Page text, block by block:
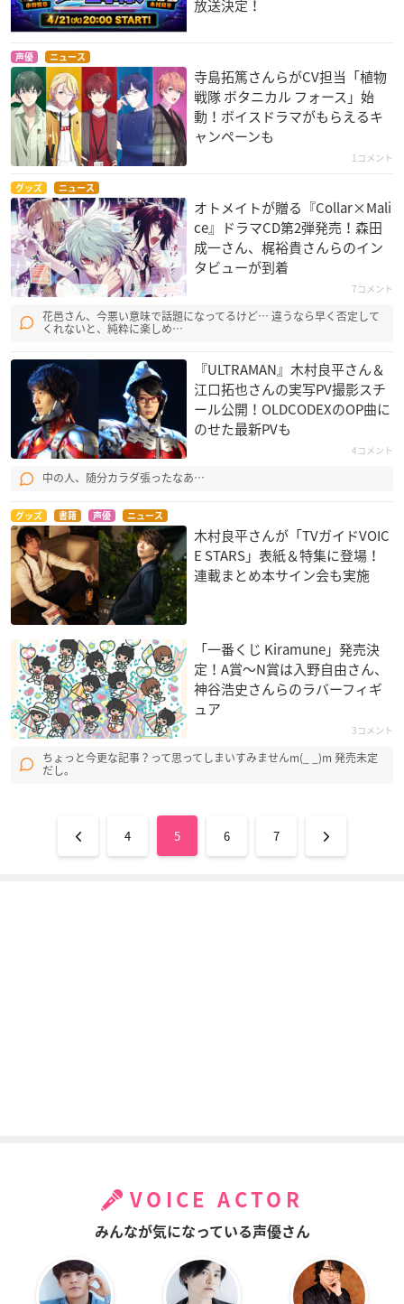
放送決定！
声優 ニュース
寺島拓篤さんらがCV担当「植物
戦隊 ボタニカル フォース」始
動！ボイスドラマがもらえるキ
ャンペーンも
1コメント
グッズ ニュース
オトメイトが贈る『Collar×Mali
ce』ドラマCD第2弾発売！森田
成一さん、梶裕貴さんらのイン
タビューが到着
7コメント
花邑さん、今悪い意味で話題になってるけど… 違うなら早く否定して
くれないと、純粋に楽しめ…
『ULTRAMAN』木村良平さん＆
江口拓也さんの実写PV撮影スチ
ール公開！OLDCODEXのOP曲に
のせた最新PVも
4コメント
中の人、随分カラダ張ったなあ…
グッズ 書籍 声優 ニュース
木村良平さんが「TVガイドVOIC
E STARS」表紙＆特集に登場！
連載まとめ本サイン会も実施
「一番くじ Kiramune」発売決
定！A賞〜N賞は入野自由さん、
神谷浩史さんらのラバーフィギ
ュア
3コメント
ちょっと今更な記事？って思ってしまいすみませんm(_ _)m 発売未定
だし。
4 5 6 7
VOICE ACTOR
みんなが気になっている声優さん